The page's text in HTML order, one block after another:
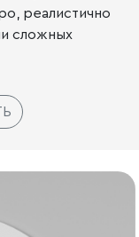
реалистично
сложных